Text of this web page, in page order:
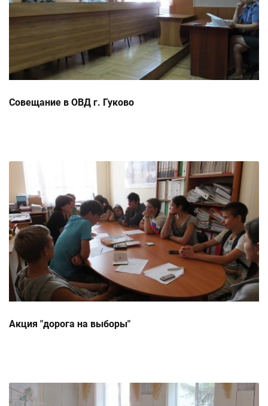
Совещание в ОВД г. Гуково
Акция "дорога на выборы"